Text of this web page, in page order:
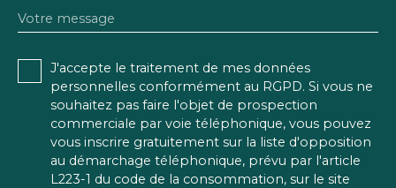
Votre message
J'accepte le traitement de mes données
personnelles conformément au RGPD. Si vous ne
souhaitez pas faire l'objet de prospection
commerciale par voie téléphonique, vous pouvez
vous inscrire gratuitement sur la liste d'opposition
au démarchage téléphonique, prévu par l'article
L223-1 du code de la consommation, sur le site